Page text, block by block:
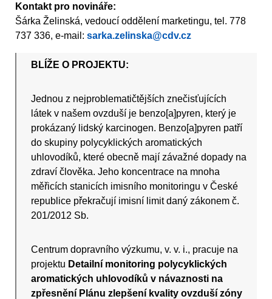
Kontakt pro novináře:
Šárka Želinská, vedoucí oddělení marketingu, tel. 778
737 336, e-mail: sarka.zelinska@cdv.cz
BLÍŽE O PROJEKTU:
Jednou z nejproblematičtějších znečisťujících
látek v našem ovzduší je benzo[a]pyren, který je
prokázaný lidský karcinogen. Benzo[a]pyren patří
do skupiny polycyklických aromatických
uhlovodíků, které obecně mají závažné dopady na
zdraví člověka. Jeho koncentrace na mnoha
měřicích stanicích imisního monitoringu v České
republice překračují imisní limit daný zákonem č.
201/2012 Sb.
Centrum dopravního výzkumu, v. v. i., pracuje na
projektu Detailní monitoring polycyklických
aromatických uhlovodíků v návaznosti na
zpřesnění Plánu zlepšení kvality ovzduší zóny